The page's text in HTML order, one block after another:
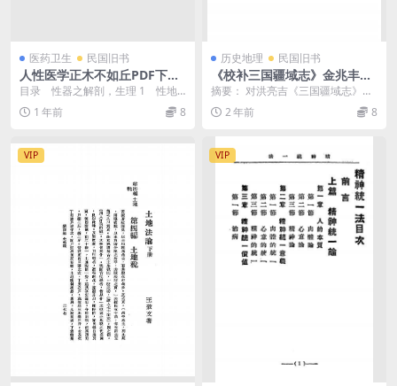
医药卫生 民国旧书
人性医学正木不如丘PDF下
载，附恋爱学
目录 性器之解剖，生理 1 性地
带 2 生殖腺是盲目的 3 ...
1 年前 8
历史地理 民国旧书
《校补三国疆域志》金兆丰著-
商务印书馆-民国24［1935］-
pdf古籍下载
摘要： 对洪亮吉《三国疆域志》一
书的校补。分魏、蜀、吴疆域志3部
分，按郡、县依次...
2 年前 8
VIP VIP